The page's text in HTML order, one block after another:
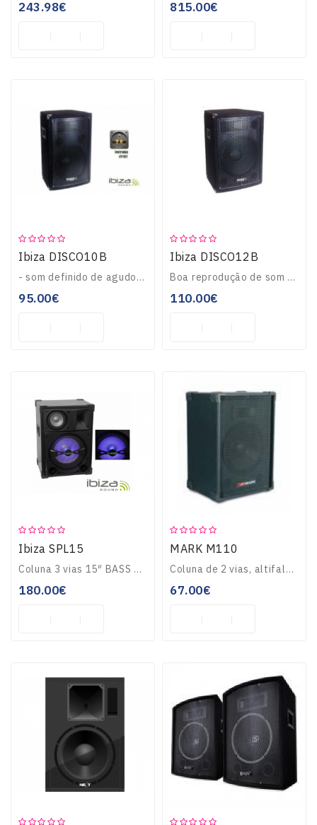
243.98€ 815.00€
Ibiza DISCO10B
- som definido de agudos, medios e tambem com boa reproducao com graves precisos- Coluna de 3 vias- Potencia (RMS/Peak Level): 200/400W- Woofer de alta eficiênc..
95.00€
Ibiza DISCO12B
Boa reprodução de som com graves precisos.Woofer de 12”/30cm de alta eficiênciaGrelha em metal.Cobertura com tapete acústico pretoPegas laterais e encaixes para..
110.00€
Ibiza SPL15
Coluna 3 vias 15″ BASS REFLEX MDF/ABSPotência RMS: 350Wrms (700Wmáx)Impedância: 4 Ohms, sensiblidade: 90dBFrequência resposta: 20-20.000HzCone Prateado iluminad..
180.00€
MARK M110
Coluna de 2 vias, altifalante 10\", 100W RMS a 8 Ohm...
67.00€